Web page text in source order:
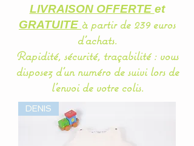
LIVRAISON OFFERTE et
GRATUITE à partir de 239 euros
d'achats.
Rapidité, sécurité, traçabilité : vous
disposez d'un numérode suivi lors de
l'envoi de votre colis.
DENIS